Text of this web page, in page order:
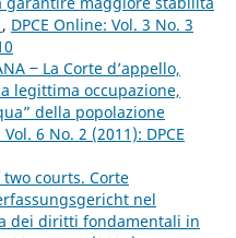
, DPCE Online: Vol. 3 No. 3
‒ La Corte d’appello,
legittima occupazione,
della popolazione
6 No. 2 (2011): DPCE
two courts. Corte
nel
dei diritti fondamentali in